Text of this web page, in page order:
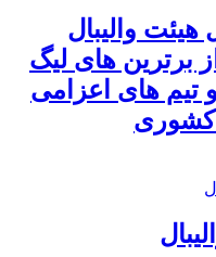
والیبال
برترین های لیگ
تیم های اعزامی
کشوری